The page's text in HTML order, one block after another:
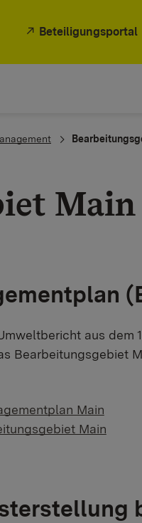
Beteiligungsportal
Main
aus dem
Bearbeitungsgebiet
Main
Main